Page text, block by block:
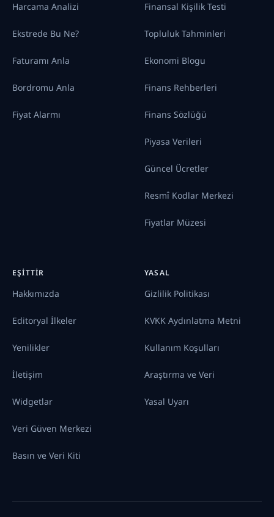
Harcama Analizi
Ekstrede Bu Ne?
Faturamı Anla
Bordromu Anla
Fiyat Alarmı
Finansal Kişilik Testi
Topluluk Tahminleri
Ekonomi Blogu
Finans Rehberleri
Finans Sözlüğü
Piyasa Verileri
Güncel Ücretler
Resmî Kodlar Merkezi
Fiyatlar Müzesi
EŞITTIR
Hakkımızda
Editoryal İlkeler
Yenilikler
İletişim
Widgetlar
Veri Güven Merkezi
Basın ve Veri Kiti
YASAL
Gizlilik Politikası
KVKK Aydınlatma Metni
Kullanım Koşulları
Araştırma ve Veri
Yasal Uyarı